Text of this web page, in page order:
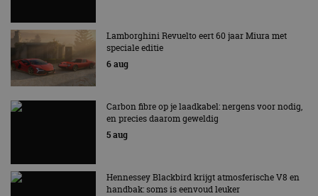
Lamborghini Revuelto eert 60 jaar Miura met
speciale editie
6 aug
Carbon fibre op je laadkabel: nergens voor nodig,
en precies daarom geweldig
5 aug
Hennessey Blackbird krijgt atmosferische V8 en
handbak: soms is eenvoud leuker